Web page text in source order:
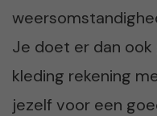
Je doet er dan ook
kleding rekening
jezelf voor een